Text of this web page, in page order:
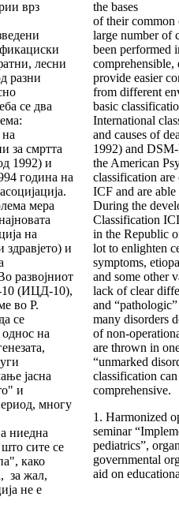
врз
лесни
разни
се два
за смртта
1992) и
година на
мера
на
и
развојниот
10 (ИЦД-10),
во Р.
се
однос на
јасна
и
многу
ниедна
сите се
како
за жал,
не е
the bases
of their common
large number of
been performed
comprehensible,
provide easier
from different
basic
International
and causes of
1992) and
the American
classification
ICF and are
During the
Classification
in the Republic
lot to enlighten
symptoms,
and some other
lack of clear
and
many disorders
of non-
are thrown in
“unmarked
classification
comprehensive.
1. Harmonized
seminar
pediatrics”,
governmental
aid on